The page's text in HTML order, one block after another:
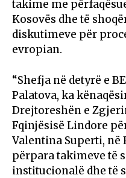
takime me
Kosovës dhe të
diskutimeve për
evropian.
“Shefja në detyrë e
Palatova, ka
Drejtoreshën e
Fqinjësisë Lindore
Valentina Superti, në
përpara takimeve të
institucionalë dhe të